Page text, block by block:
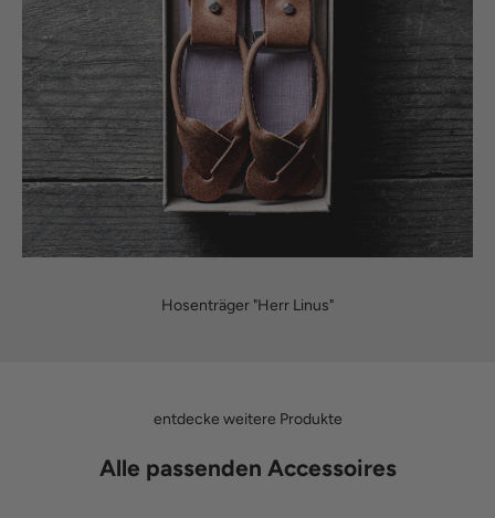
Hosenträger "Herr Linus"
entdecke weitere Produkte
Alle passenden Accessoires